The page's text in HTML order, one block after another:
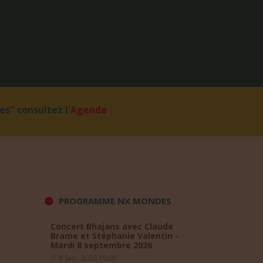
consultez l'Agenda
PROGRAMME NX MONDES
Concert Bhajans avec Claude
Brame et Stéphanie Valentin -
Mardi 8 septembre 2026